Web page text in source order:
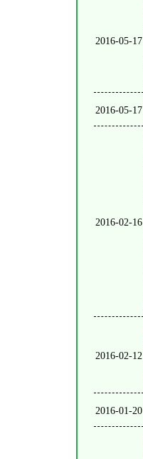
2016-05-17
2016-05-17
2016-02-16
2016-02-12
2016-01-20